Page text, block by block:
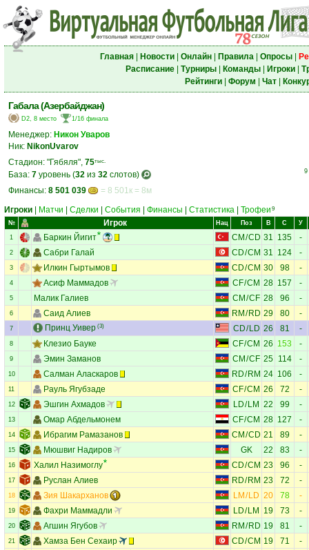
Главная| Новости| Онлайн| Правила| Опросы|
Расписание| Турниры| Команды| Игроки|
Рейтинги| Форум Чат|
Габала (Азербайджан)
D2, 8 место 1/16 финала
Менеджер: Никон Уваров
Ник: NikonUvarov
Стадион: "Гябяля", 75тыс.
База: 7 уровень (32 из 32 слотов)
Финансы: 8 501 039 = 8 501к = 8м
9
Игроки Матчи Сделки События Финансы Статистика Трофеи 9
№ Игрок Нац Поз В С У
1 Баркин Йигит CM /CD 31 135 -
2 Сабри Галай CD/CM 31 124 -
3 Илкин Гыртымов CD/CM 30 98 -
4 Асиф Маммадов CF/CM 28 157 -
5 Малик Галиев CM /CF 28 96 -
6 Саид Алиев RM / RD 29 80 -
7 Принц Уивер (3) CD/LD 26 81 -
8 Клезио Бауке CF/CM 26 153 -
9 Эмин Заманов CM /CF 25 114 -
10 Салман Аласкаров RD/ RM 24 106 -
11 Рауль Ягубзаде CF/CM 26 72 -
12 Эшгин Ахмадов LD/ LM 22 99 -
13 Омар Абдельмонем CF/CM 28 127 -
14 Ибрагим Рамазанов CM /CD 21 89 -
15 Мюшвиг Надиров GK 22 83 -
16 Халил Назимоглу CD/CM 23 96 -
17 Руслан Алиев RD/ RM 23 72 -
18 Зия Шакарханов LM / LD 20 78 -
19 Фахри Маммадли LD/ LM 19 73 -
20 Агшин Ягубов RM / RD 19 81 -
21 Хамза Бен Сехаир CD/CM 19 71 -